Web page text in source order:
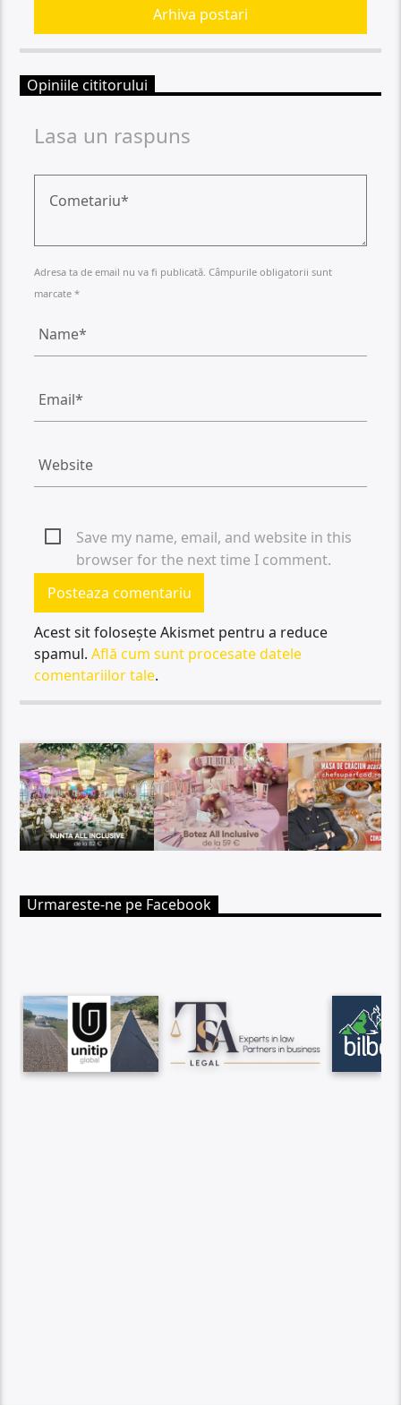
Arhiva postari
Opiniile cititorului
Lasa un raspuns
Adresa ta de email nu va fi publicată. Câmpurile obligatorii sunt
marcate *
Save my name, email, and website in this
browser for the next time I comment.
Acest sit folosește Akismet pentru a reduce
spamul.Află cum sunt procesate datele
comentariilor tale.
Urmareste-ne pe Facebook